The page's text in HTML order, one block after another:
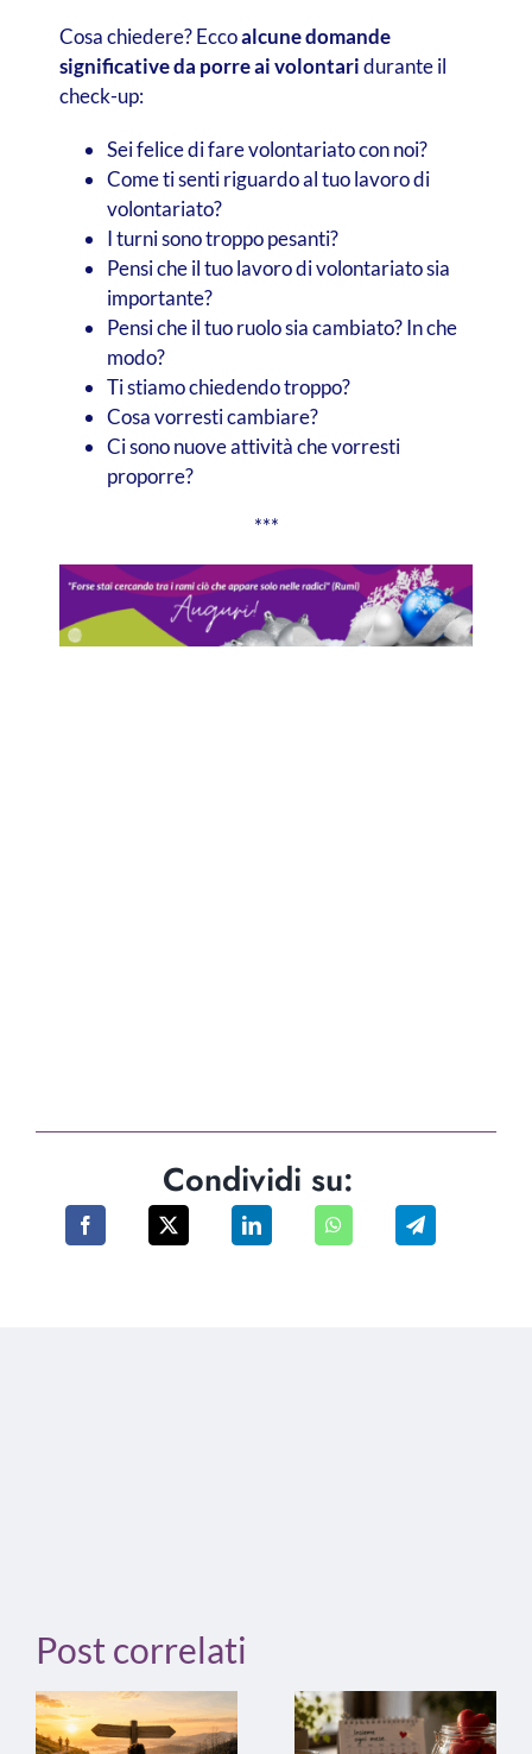
Cosa chiedere? Eccoalcune domande
significative da porre ai volontaridurante il
check-up:
Sei felice di fare volontariato con noi?
Come ti senti riguardo al tuo lavoro di
volontariato?
I turni sono troppo pesanti?
Pensi che il tuo lavoro di volontariato sia
importante?
Pensi che il tuo ruolo sia cambiato? In che
modo?
Ti stiamo chiedendo troppo?
Cosa vorresti cambiare?
Ci sono nuove attività che vorresti
proporre?
***
Condividi su:
Post correlati